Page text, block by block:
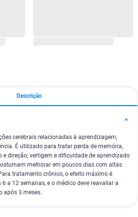
Descrição
cerebrais relacionadas à aprendizagem,
É utilizado para tratar perda de memória,
direção, vertigem e dificuldade de aprendizado
melhorar em poucos dias com altas
tratamento crônico, o efeito máximo é
a 12 semanas, e o médico deve reavaliar a
após 3 meses.